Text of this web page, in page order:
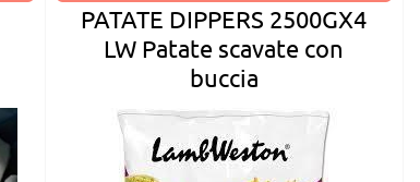
PATATE DIPPERS 2500GX4
LW Patate scavate con
buccia